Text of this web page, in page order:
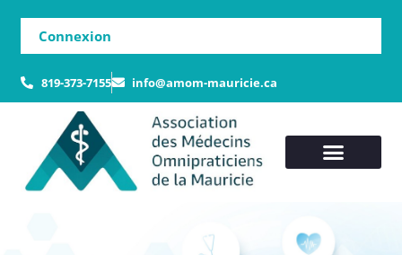
819-373-7155 info@amom-mauricie.ca
Connexion